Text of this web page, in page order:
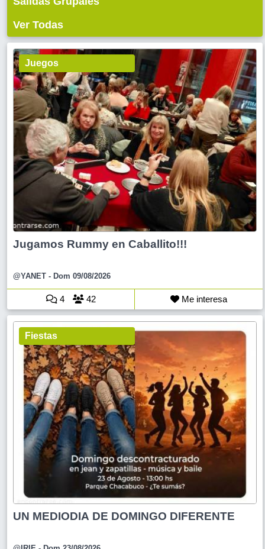
Ver Todas
Juegos
Jugamos Rummy en Caballito!!!
@YANET - Dom 09/08/2026
4 42 Me interesa
Fiestas
UN MEDIODIA DE DOMINGO DIFERENTE